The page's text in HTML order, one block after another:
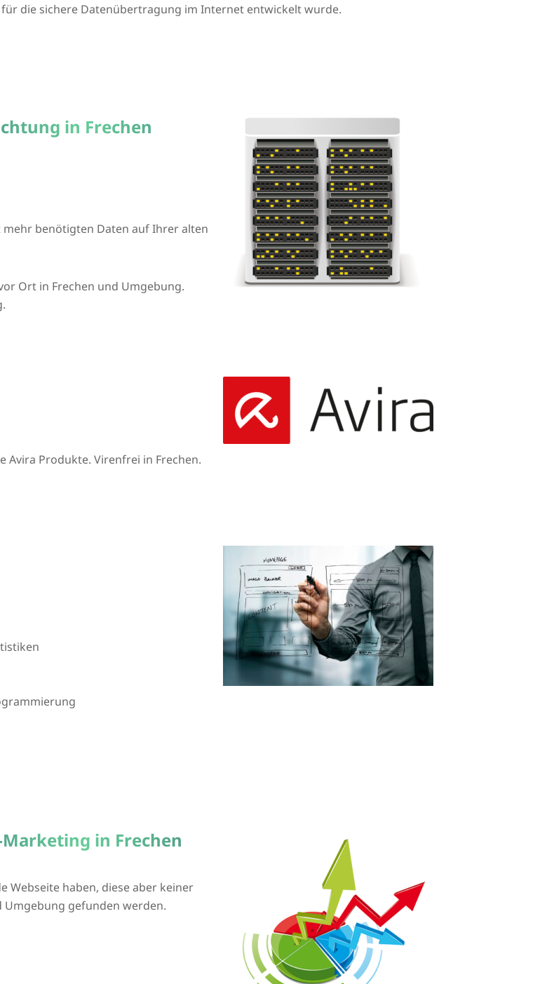
für die sichere Datenübertragung im Internet entwickelt wurde.
in Frechen
benötigten Daten auf Ihrer alten
Ort in Frechen und Umgebung.
Produkte. Virenfrei in Frechen.
Marketing in Frechen
Webseite haben, diese aber keiner
Umgebung gefunden werden.